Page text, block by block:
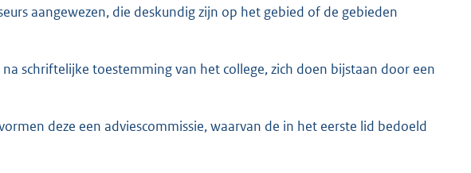
aangewezen, die deskundig zijn op het gebied of de gebieden
schriftelijke toestemming van het college, zich doen bijstaan door een
deze een adviescommissie, waarvan de in het eerste lid bedoeld